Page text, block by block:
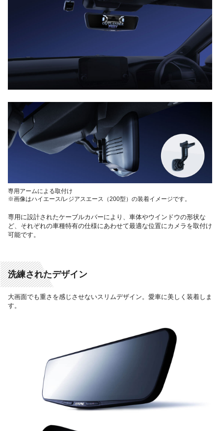
専用アームによる取付け
※画像はハイエース/レジアスエース（200型）の装着イメージです。
専用に設計されたケーブルカバーにより、車体やウインドウの形状な
ど、それぞれの車種特有の仕様にあわせて最適な位置にカメラを取付け
可能です。
洗練されたデザイン
大画面でも重さを感じさせないスリムデザイン。愛車に美しく装着しま
す。